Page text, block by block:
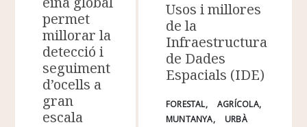
permet
millorar la
detecció i
seguiment
d’ocells a
gran
escala
Usos i millores
de la
Infraestructura
de Dades
Espacials (IDE)
FORESTAL
AGRÍCOLA
MUNTANYA
URBÀ